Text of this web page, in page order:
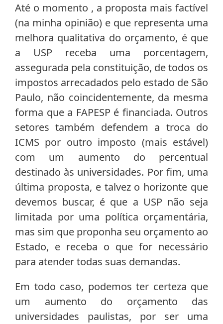
Até o momento , a proposta mais factível
(na minha opinião) e que representa uma
melhora qualitativa do orçamento, é que
a USP receba uma porcentagem,
assegurada pela constituição, de todos os
impostos arrecadados pelo estado de São
Paulo, não coincidentemente, da mesma
forma que a FAPESP é financiada. Outros
setores também defendem a troca do
ICMS por outro imposto (mais estável)
com um aumento do percentual
destinado às universidades. Por fim, uma
última proposta, e talvez o horizonte que
devemos buscar, é que a USP não seja
limitada por uma política orçamentária,
mas sim que proponha seu orçamento ao
Estado, e receba o que for necessário
para atender todas suas demandas.
Em todo caso, podemos ter certeza que
um aumento do orçamento das
universidades paulistas, por ser uma